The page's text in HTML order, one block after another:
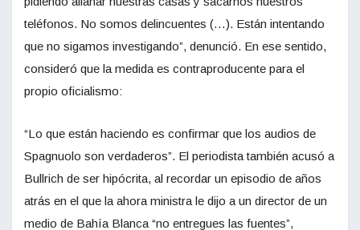
teléfonos. No somos delincuentes (…). Están intentando
que no sigamos investigando”, denunció. En ese sentido,
consideró que la medida es contraproducente para el
propio oficialismo:
“Lo que están haciendo es confirmar que los audios de
Spagnuolo son verdaderos”. El periodista también acusó a
Bullrich de ser hipócrita, al recordar un episodio de años
atrás en el que la ahora ministra le dijo a un director de un
medio de Bahía Blanca “no entregues las fuentes”,